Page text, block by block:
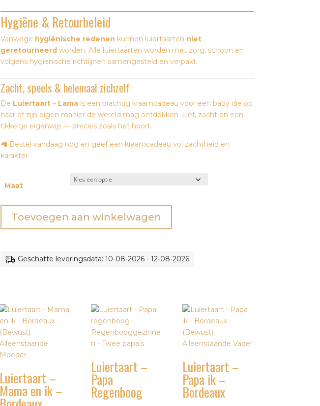
Hygiëne & Retourbeleid
Vanwege hygiënische redenen kunnen luiertaarten niet
geretourneerdworden. Alle luiertaarten worden met zorg, schoon en
volgens hygiënische richtlijnen samengesteld en verpakt.
Zacht, speels & helemaal zichzelf
De Luiertaart – Lamais een prachtig kraamcadeau voor een baby die op
haar of zijn eigen manier de wereld mag ontdekken. Lief, zacht en een
tikkeltje eigenwijs — precies zoals het hoort.
🦙 Bestel vandaag nog en geef een kraamcadeau vol zachtheid en
karakter.
Maat
Lama
Toevoegen aan winkelwagen
Geschatte leveringsdata: 10-08-2026 - 12-08-2026
Luiertaart –
Mama en ik –
Luiertaart –
Papa
Regenboog
Luiertaart –
Papa ik –
Bordeaux